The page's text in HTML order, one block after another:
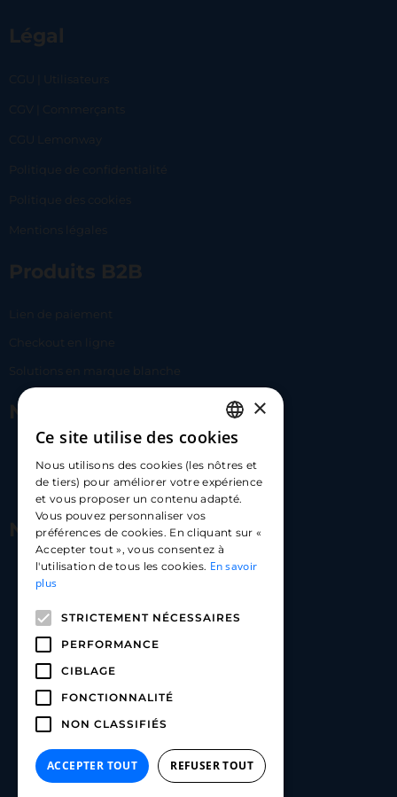
Légal
CGU | Utilisateurs
CGV | Commerçants
CGU Lemonway
Politique de confidentialité
Politique des cookies
Mentions légales
Produits B2B
Lien de paiement
Checkout en ligne
Solutions en marque blanche
Nous contacter
hello@carloapp.com
Nous suivre
Carlo App | Instagram
Carlo App | Linkedin
FRENCH
ENGLISH
SPANISH
×
Ce site utilise des cookies
Nous utilisons des cookies (les nôtres et
de tiers) pour améliorer votre expérience
et vous proposer un contenu adapté.
Vous pouvez personnaliser vos
préférences de cookies. En cliquant sur «
Accepter tout », vous consentez à
l'utilisation de tous les cookies. En savoir
plus
STRICTEMENT NÉCESSAIRES
PERFORMANCE
CIBLAGE
FONCTIONNALITÉ
NON CLASSIFIÉS
ACCEPTER TOUT REFUSER TOUT